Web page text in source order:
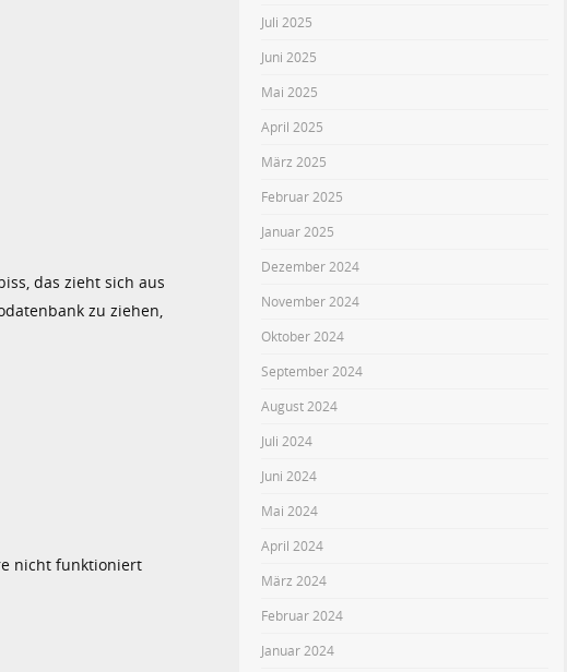
das zieht sich aus
zu ziehen,
nicht funktioniert
Juli 2025
Juni 2025
Mai 2025
April 2025
März 2025
Februar 2025
Januar 2025
Dezember 2024
November 2024
Oktober 2024
September 2024
August 2024
Juli 2024
Juni 2024
Mai 2024
April 2024
März 2024
Februar 2024
Januar 2024